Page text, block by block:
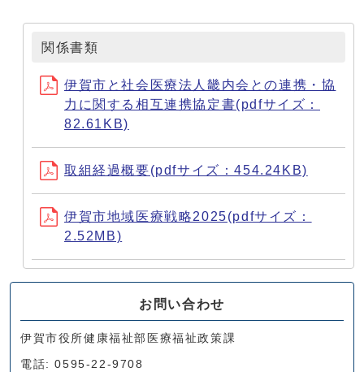
関係書類
伊賀市と社会医療法人畿内会との連携・協
力に関する相互連携協定書(pdfサイズ：
82.61KB)
取組経過概要(pdfサイズ：454.24KB)
伊賀市地域医療戦略2025(pdfサイズ：
2.52MB)
お問い合わせ
伊賀市役所健康福祉部医療福祉政策課
電話: 0595-22-9708